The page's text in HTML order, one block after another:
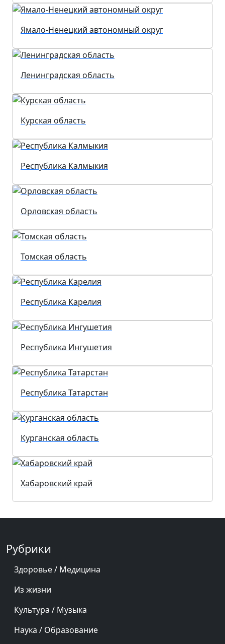
Ямало-Ненецкий автономный округ
Ленинградская область
Курская область
Республика Калмыкия
Орловская область
Томская область
Республика Карелия
Республика Ингушетия
Республика Татарстан
Курганская область
Хабаровский край
Рубрики
Здоровье / Медицина
Из жизни
Культура / Музыка
Наука / Образование